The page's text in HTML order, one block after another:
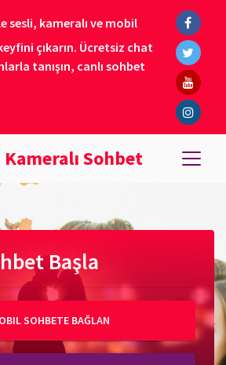
sesli, kameralı ve mobil
çıkarın. Ücretsiz chat
tanışın, canlı sohbet
Kameralı Sohbet
Başla
SOHBETE BAĞLAN